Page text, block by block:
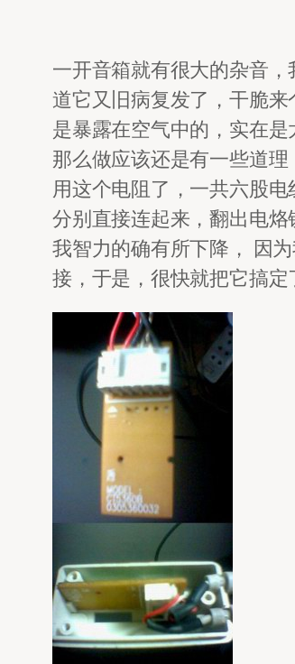
一开音箱就有很大的杂音
道它又旧病复发了，干脆
是暴露在空气中的，实在
那么做应该还是有一些道
用这个电阻了，一共六股
分别直接连起来，翻出电
我智力的确有所下降， 因
接，于是，很快就把它搞